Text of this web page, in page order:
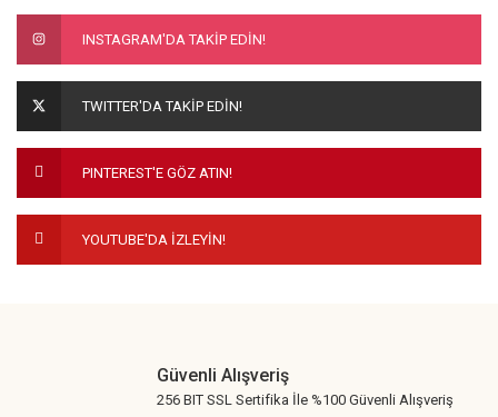
INSTAGRAM'DA TAKİP EDİN!
TWITTER'DA TAKİP EDİN!
PINTEREST'E GÖZ ATIN!
YOUTUBE'DA İZLEYİN!
Güvenli Alışveriş
256 BIT SSL Sertifika İle %100 Güvenli Alışveriş